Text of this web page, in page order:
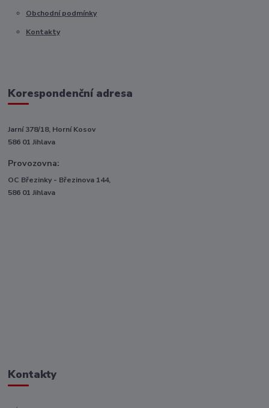
Obchodní podmínky
Kontakty
Korespondenční adresa
Jarní 378/18, Horní Kosov
586 01 Jihlava
Provozovna:
OC Březinky - Březinova 144,
586 01 Jihlava
Kontakty